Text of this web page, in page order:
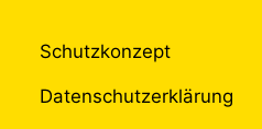
Schutzkonzept
Datenschutzerklärung